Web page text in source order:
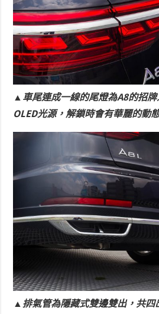
▲車尾連成一線的尾燈為A8的招
OLED光源，解鎖時會有華麗的動
▲排氣管為隱藏式雙邊雙出，共四